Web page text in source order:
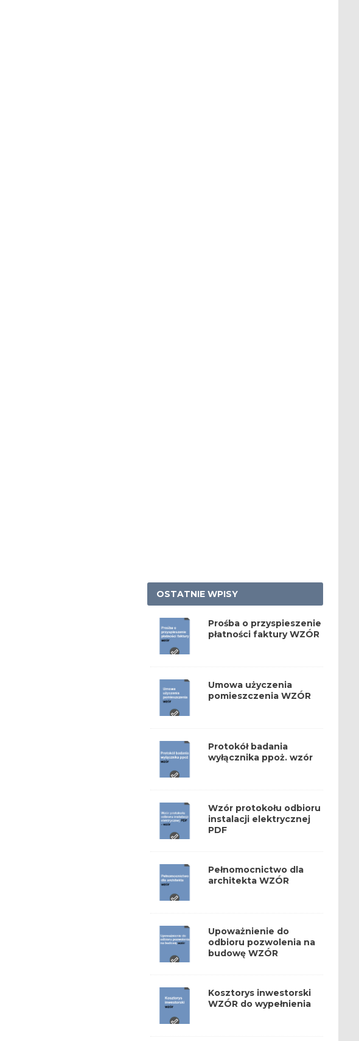
OSTATNIE WPISY
Prośba o przyspieszenie
płatności faktury WZÓR
Umowa użyczenia
pomieszczenia WZÓR
Protokół badania
wyłącznika ppoż. wzór
Wzór protokołu odbioru
instalacji elektrycznej
PDF
Pełnomocnictwo dla
architekta WZÓR
Upoważnienie do
odbioru pozwolenia na
budowę WZÓR
Kosztorys inwestorski
WZÓR do wypełnienia